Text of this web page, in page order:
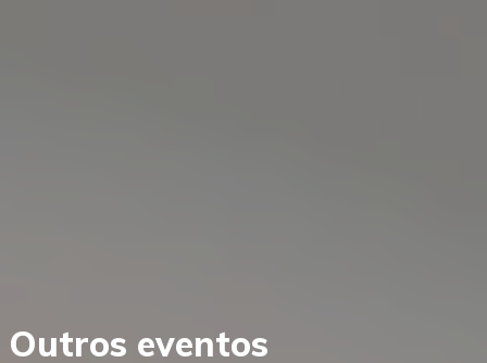
Saltar
diretamente
Outros eventos